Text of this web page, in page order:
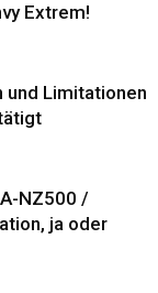
Extrem!
und Limitationen
NZ500 /
ja oder